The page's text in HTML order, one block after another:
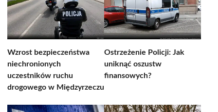
Wzrost bezpieczeństwa
niechronionych
uczestników ruchu
drogowego w Międzyrzeczu
Ostrzeżenie Policji: Jak
uniknąć oszustw
finansowych?